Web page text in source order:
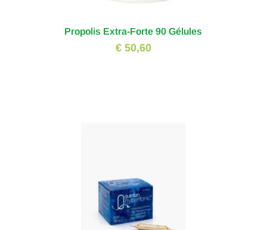
Propolis Extra-Forte 90 Gélules
€ 50,60